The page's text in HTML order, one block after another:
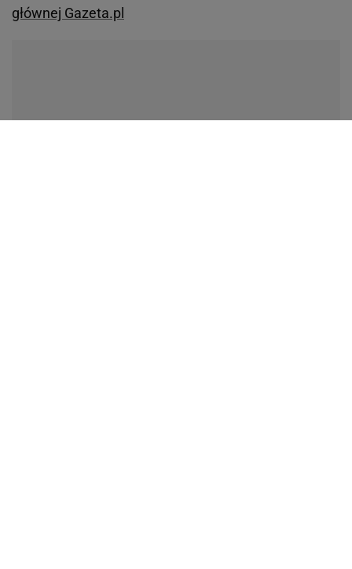
głównej Gazeta.pl